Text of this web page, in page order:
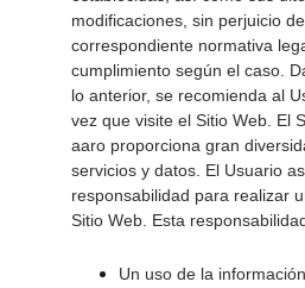
modificaciones, sin perjuicio
correspondiente normativa
cumplimiento según el caso.
lo anterior, se recomienda al
vez que visite el Sitio Web. El
aaro proporciona gran
servicios y datos. El Usuario
responsabilidad para realizar
Sitio Web. Esta
Un uso de la